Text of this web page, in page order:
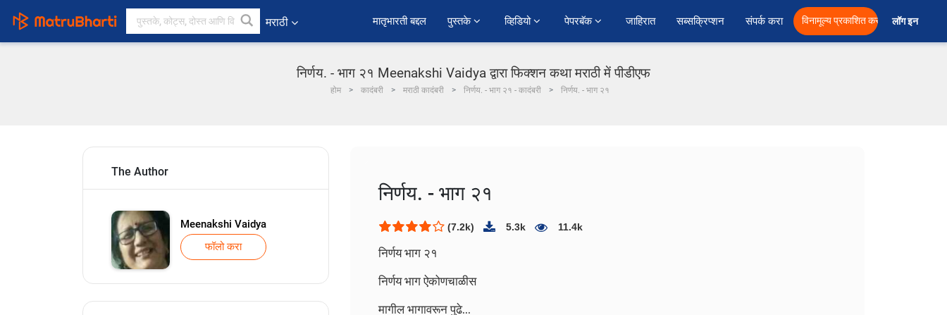
मराठी ﻿मातृभारती बद्दल पुस्तके व्हिडियो पेपरबॅक जाहिरात सब्सक्रिप्शन संपर्क करा विनामूल्य प्रकाशित करा लॉग इन
निर्णय. - भाग २१ Meenakshi Vaidya द्वारा फिक्शन कथा मराठी में पीडीएफ
होम कादंबरी मराठी कादंबरी निर्णय. - भाग २१ - कादंबरी निर्णय. - भाग २१
The Author
Meenakshi Vaidya
फॉलो करा
निर्णय. - भाग २१
(7.2k) 5.3k 11.4k
निर्णय भाग २१
निर्णय भाग ऐकोणचाळीस
मागील भागावरून पुढे…